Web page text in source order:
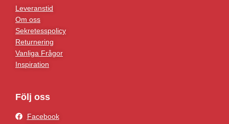
Leveranstid
Om oss
Sekretesspolicy
Returnering
Vanliga Frågor
Inspiration
Följ oss
Facebook